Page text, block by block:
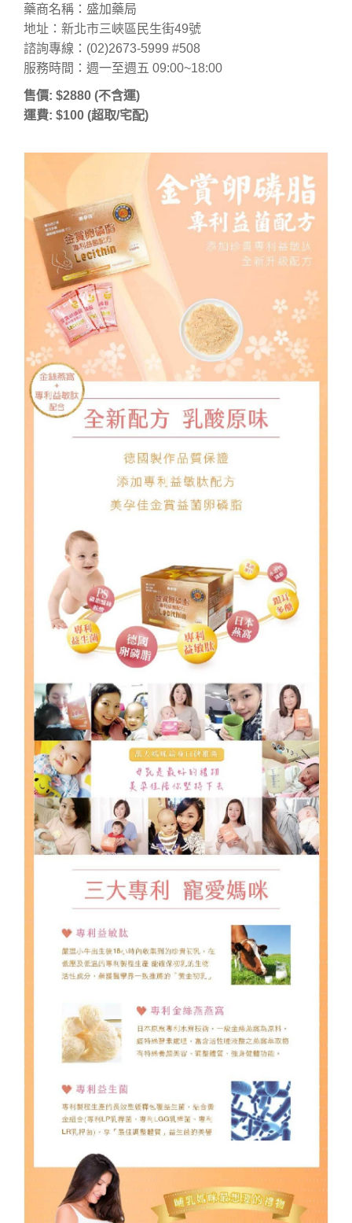
藥商名稱：盛加藥局
地址：新北市三峽區民生街49號
諮詢專線：(02)2673-5999 #508
服務時間：週一至週五 09:00~18:00
售價: $2880 (不含運)
運費: $100 (超取/宅配)